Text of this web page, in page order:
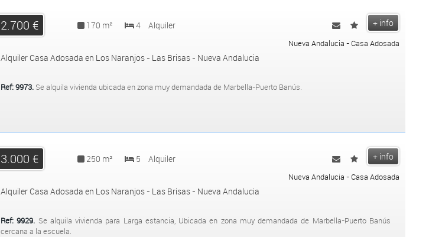
2.700 € 170 m² 4 Alquiler + info
Alquiler Casa Adosada en Los Naranjos - Las Brisas - Nueva Andalucia
Nueva Andalucia - Casa Adosada
Ref: 9973. Se alquila vivienda ubicada en zona muy demandada de Marbella-Puerto Banús.
3.000 € 250 m² 5 Alquiler + info
Alquiler Casa Adosada en Los Naranjos - Las Brisas - Nueva Andalucia
Nueva Andalucia - Casa Adosada
Ref: 9929. Se alquila vivienda para Larga estancia, Ubicada en zona muy demandada de Marbella-Puerto Banús
cercana a la escuela.